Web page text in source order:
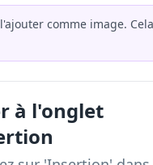
comme image.
à l'onglet